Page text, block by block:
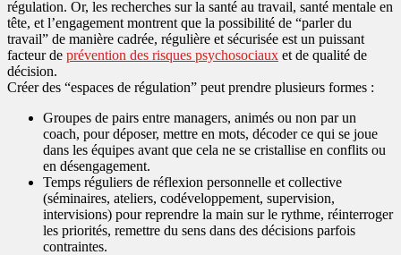
régulation. Or, les recherches sur la santé au travail, santé mentale en
tête, et l’engagement montrent que la possibilité de “parler du
travail” de manière cadrée, régulière et sécurisée est un puissant
facteur de prévention des risques psychosociaux et de qualité de
décision.
Créer des “espaces de régulation” peut prendre plusieurs formes :
Groupes de pairs entre managers, animés ou non par un
coach, pour déposer, mettre en mots, décoder ce qui se joue
dans les équipes avant que cela ne se cristallise en conflits ou
en désengagement.
Temps réguliers de réflexion personnelle et collective
(séminaires, ateliers, codéveloppement, supervision,
intervisions) pour reprendre la main sur le rythme, réinterroger
les priorités, remettre du sens dans des décisions parfois
contraintes.